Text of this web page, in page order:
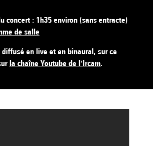
concert : 1h35 environ (sans entracte)
de salle
diffusé en live et en binaural, sur ce
la chaîne Youtube de l'Ircam.